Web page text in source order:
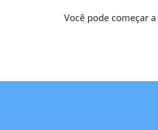
Você pode começar